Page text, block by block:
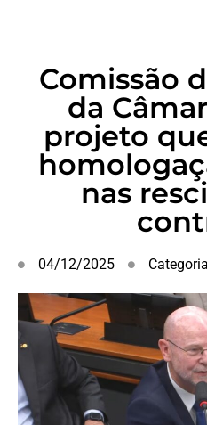
Comissão
da
projeto
nas
04/12/2025